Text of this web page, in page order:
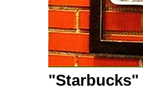
"Starbucks"